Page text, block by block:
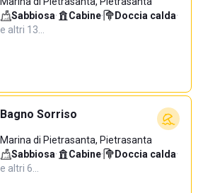
Sabbiosa· Cabine· Doccia calda·
e altri 13…
Bagno Sorriso
Marina di Pietrasanta, Pietrasanta
Sabbiosa· Cabine· Doccia calda·
e altri 6…